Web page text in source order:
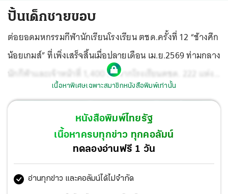
ปั้นเด็กชายขอบ
ต่อยอดมหกรรมกีฬานักเรียนโรงเรียน ตชด.ครั้งที่ 12 “ช้างศึก
น้อยเกมส์” ที่เพิ่งเสร็จสิ้นเมื่อปลายเดือน เม.ย.2569 ท่ามกลาง
นักกีฬาและเจ้าหน้าที่ 1,400 คนจากโรงเรียนตชด. 222 แห่ง
ทั้ง 4 ภาคทั่วประเทศเข้าร่วมการแข่งขัน
เนื้อหาพิเศษเฉพาะสมาชิกหนังสือพิมพ์เท่านั้น
หนังสือพิมพ์ไทยรัฐ
เนื้อหาครบทุกข่าว ทุกคอลัมน์
ทดลองอ่านฟรี 1 วัน
อ่านทุกข่าว และคอลัมน์ได้ไม่จำกัด